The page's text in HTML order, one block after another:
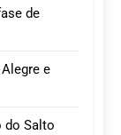
de
e
do Salto